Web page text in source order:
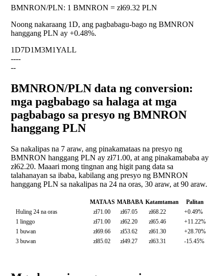
BMNRON/PLN: 1 BMNRON = zł69.32 PLN
Noong nakaraang 1D, ang pagbabagu-bago ng BMNRON
hanggang PLN ay +0.48%.
1D7D1M3M1YALL
----
--
BMNRON/PLN data ng conversion:
mga pagbabago sa halaga at mga
pagbabago sa presyo ng BMNRON
hanggang PLN
Sa nakalipas na 7 araw, ang pinakamataas na presyo ng
BMNRON hanggang PLN ay zł71.00, at ang pinakamababa ay
zł62.20. Maaari mong tingnan ang higit pang data sa
talahanayan sa ibaba, kabilang ang presyo ng BMNRON
hanggang PLN sa nakalipas na 24 na oras, 30 araw, at 90 araw.
MATAAS MABABA Katamtaman
Palitan
Huling 24 na oras
zł71.00 zł67.05 zł68.22
+0.49%
1 linggo
zł71.00 zł62.20 zł65.46
+11.22%
1 buwan
zł69.66 zł53.62 zł61.30
+28.70%
3 buwan
zł85.02 zł49.27 zł63.31 -15.45%